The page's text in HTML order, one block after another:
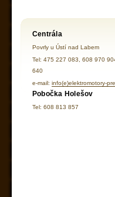
Centrála
Povrly u Ústí nad Labem
Tel: 475 227 083, 608 970
640
e-mail: info(e)elektromotory-
Pobočka Holešov
Tel: 608 813 857